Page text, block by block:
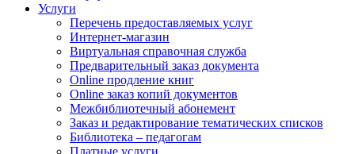
Услуги
Перечень предоставляемых услуг
Интернет-магазин
Виртуальная справочная служба
Предварительный заказ документа
Online продление книг
Online заказ копий документов
Межбиблиотечный абонемент
Заказ и редактирование тематических списков
Библиотека – педагогам
Платные услуги